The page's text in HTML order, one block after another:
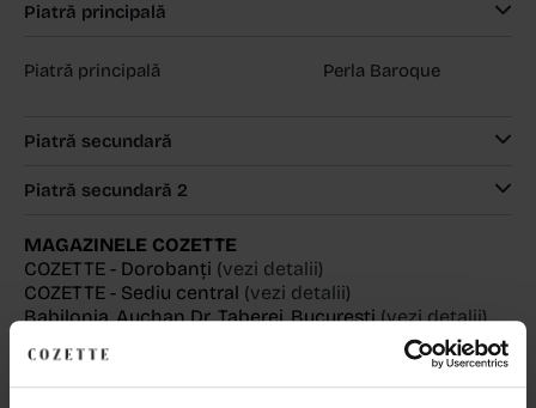
Piatră principală
Piatră principală Perla Baroque
Piatră secundară
Piatră secundară 2
MAGAZINELE COZETTE
COZETTE - Dorobanți (vezi detalii)
COZETTE - Sediu central (vezi detalii)
Babilonia, Auchan Dr. Taberei, Bucuresti(vezi detalii)